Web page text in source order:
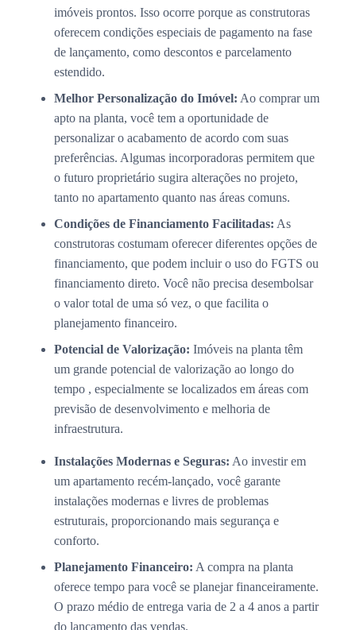
imóveis prontos. Isso ocorre porque as construtoras
oferecem condições especiais de pagamento na fase
de lançamento, como descontos e parcelamento
estendido.
Melhor Personalização do Imóvel: Ao comprar um
apto na planta, você tem a oportunidade de
personalizar o acabamento de acordo com suas
preferências. Algumas incorporadoras permitem que
o futuro proprietário sugira alterações no projeto,
tanto no apartamento quanto nas áreas comuns.
Condições de Financiamento Facilitadas: As
construtoras costumam oferecer diferentes opções de
financiamento, que podem incluir o uso do FGTS ou
financiamento direto. Você não precisa desembolsar
o valor total de uma só vez, o que facilita o
planejamento financeiro.
Potencial de Valorização: Imóveis na planta têm
um grande potencial de valorização ao longo do
tempo , especialmente se localizados em áreas com
previsão de desenvolvimento e melhoria de
infraestrutura.
Instalações Modernas e Seguras: Ao investir em
um apartamento recém-lançado, você garante
instalações modernas e livres de problemas
estruturais, proporcionando mais segurança e
conforto.
Planejamento Financeiro: A compra na planta
oferece tempo para você se planejar financeiramente.
O prazo médio de entrega varia de 2 a 4 anos a partir
do lançamento das vendas.